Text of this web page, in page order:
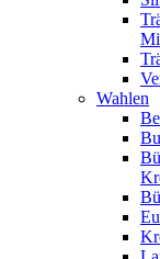
Wahlen